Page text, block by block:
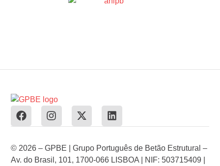
© 2026 – GPBE | Grupo Português de Betão Estrutural –
Av. do Brasil, 101, 1700-066 LISBOA | NIF: 503715409 |